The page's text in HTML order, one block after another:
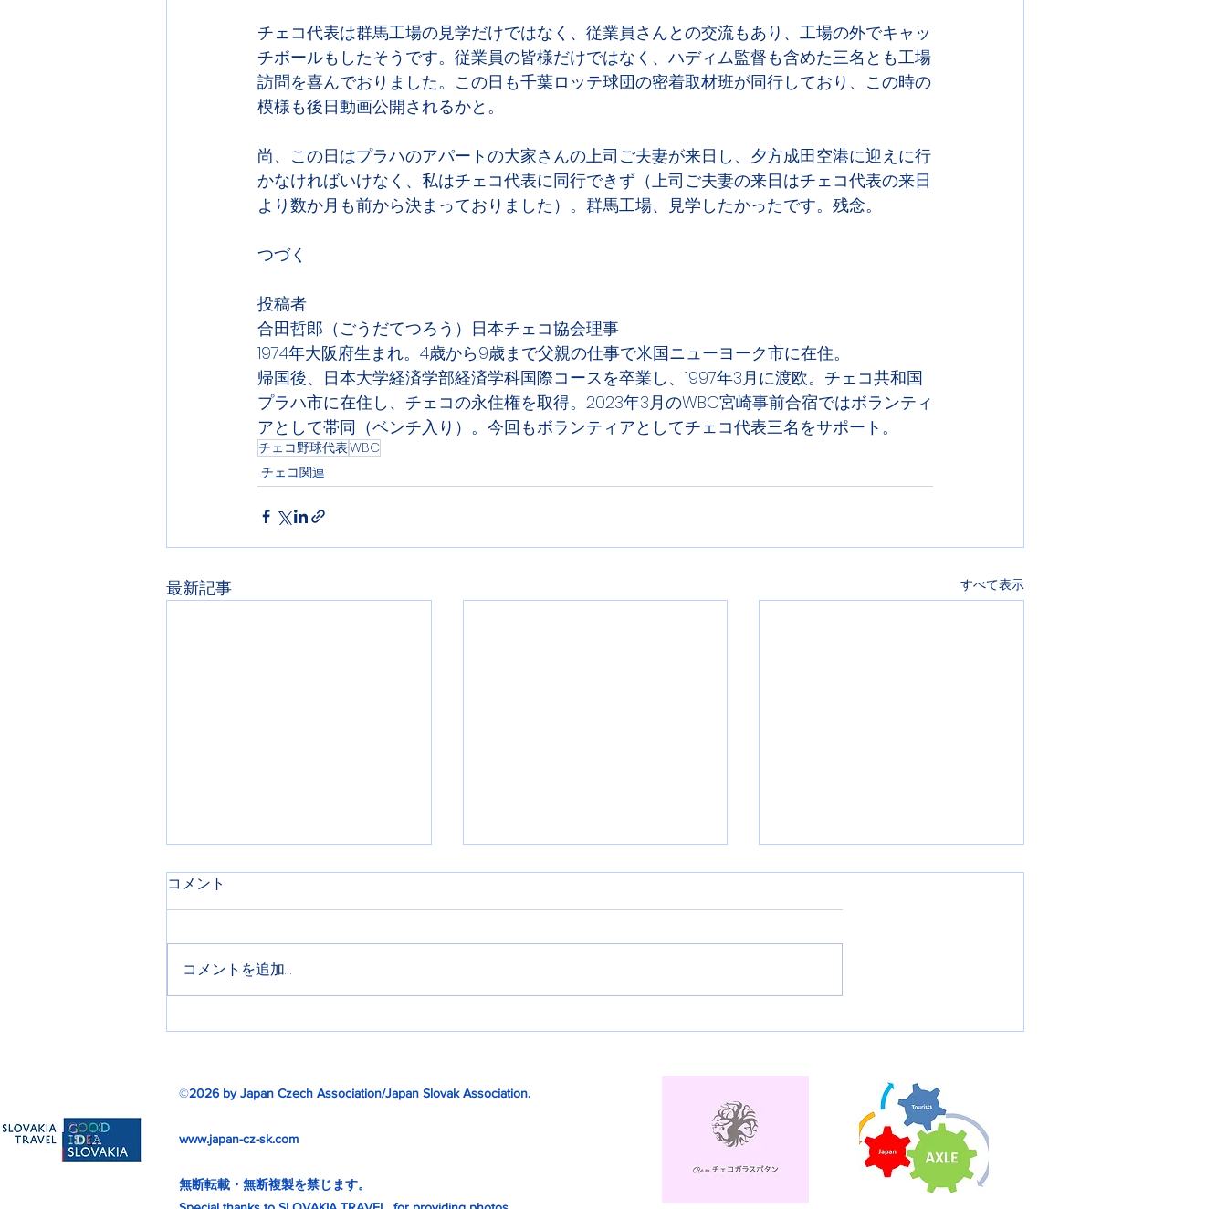
チェコ代表は群馬工場の見学だけではなく、従業員さんとの交流もあり、工場の外でキャッ
チボールもしたそうです。従業員の皆様だけではなく、ハディム監督も含めた三名とも工場
訪問を喜んでおりました。この日も千葉ロッテ球団の密着取材班が同行しており、この時の
模様も後日動画公開されるかと。
尚、この日はプラハのアパートの大家さんの上司ご夫妻が来日し、夕方成田空港に迎えに行
かなければいけなく、私はチェコ代表に同行できず（上司ご夫妻の来日はチェコ代表の来日
より数か月も前から決まっておりました）。群馬工場、見学したかったです。残念。
つづく
投稿者
合田哲郎（ごうだてつろう）日本チェコ協会理事
1974年大阪府生まれ。4歳から9歳まで父親の仕事で米国ニューヨーク市に在住。
帰国後、日本大学経済学部経済学科国際コースを卒業し、1997年3月に渡欧。チェコ共和国
プラハ市に在住し、チェコの永住権を取得。2023年3月のWBC宮崎事前合宿ではボランティ
アとして帯同（ベンチ入り）。今回もボランティアとしてチェコ代表三名をサポート。
チェコ野球代表WBC
チェコ関連
最新記事 すべて表示
WBCチェコ代表の再来日に
WBCチェコ代表の再来日に
WBCチェコ代表の再来日に
コメント
コメントを追加…
©2026 by Japan Czech Association/Japan Slovak Association.
www.japan-cz-sk.com
無断転載・無断複製を禁じます。